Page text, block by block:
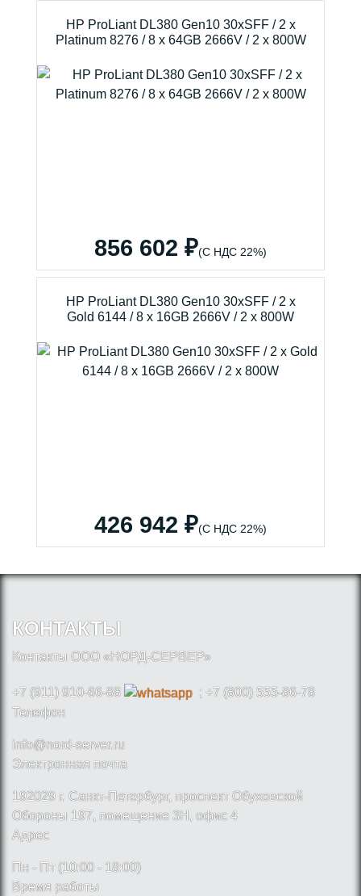
HP ProLiant DL380 Gen10 30xSFF / 2 x
Platinum 8276 / 8 x 64GB 2666V / 2 x 800W
856 602 ₽(С НДС 22%)
HP ProLiant DL380 Gen10 30xSFF / 2 x
Gold 6144 / 8 x 16GB 2666V / 2 x 800W
426 942 ₽(С НДС 22%)
КОНТАКТЫ
Контакты ООО «НОРД-СЕРВЕР»
+7 (911) 910-66-88
; +7 (800) 555-86-78
Телефон
info@nord-server.ru
Электронная почта
192029 г. Санкт-Петербург, проспект Обуховской
Обороны 197, помещение 3Н, офис 4
Адрес
Пн - Пт (10:00 - 18:00)
Время работы